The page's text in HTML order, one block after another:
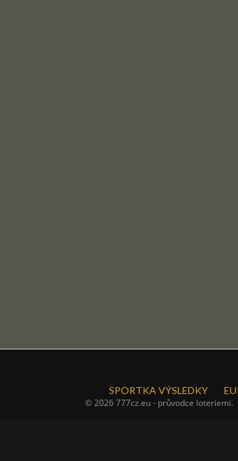
SPORTKA VÝSLEDKY
© 2026 777cz.eu - průvodce loteriemi.